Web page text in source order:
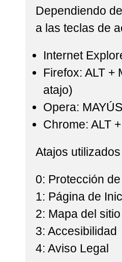
Dependiendo
a las teclas de
Internet
Firefox: ALT +
atajo)
Opera:
Chrome: ALT
Atajos
0: Protección
1: Página de
2: Mapa del sitio
3: Accesibilidad
4: Aviso Legal